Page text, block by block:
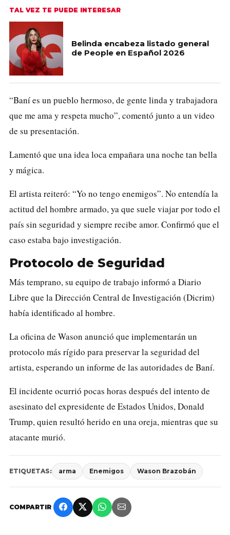
TAL VEZ TE PUEDE INTERESAR
Belinda encabeza listado general
de People en Español 2026
“Baní es un pueblo hermoso, de gente linda y trabajadora
que me ama y respeta mucho”, comentó junto a un video
de su presentación.
Lamentó que una idea loca empañara una noche tan bella
y mágica.
El artista reiteró: “Yo no tengo enemigos”. No entendía la
actitud del hombre armado, ya que suele viajar por todo el
país sin seguridad y siempre recibe amor. Confirmó que el
caso estaba bajo investigación.
Protocolo de Seguridad
Más temprano, su equipo de trabajo informó a Diario
Libre que laDirección Central de Investigación (Dicrim)
había identificado al hombre.
La oficina de Wason anunció que implementarán un
protocolo más rígido para preservar la seguridad del
artista, esperando un informe de las autoridades de Baní.
El incidente ocurrió pocas horas después del intento de
asesinato del expresidente de Estados Unidos, Donald
Trump, quien resultó herido en una oreja, mientras que su
atacante murió.
ETIQUETAS: arma Enemigos Wason Brazobán
COMPARTIR